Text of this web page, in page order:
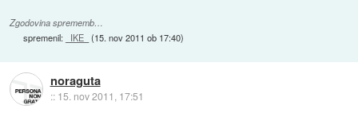
Zgodovina sprememb…
spremenil: _IKE_ (15. nov 2011 ob 17:40)
noraguta
:: 15. nov 2011, 17:51